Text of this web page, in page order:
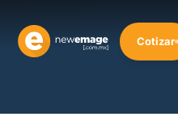
Cotizar